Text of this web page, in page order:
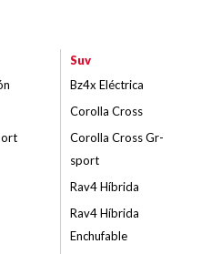
Suv
Bz4x Eléctrica
Corolla Cross
Corolla Cross Gr-
sport
Rav4 Híbrida
Rav4 Híbrida
Enchufable